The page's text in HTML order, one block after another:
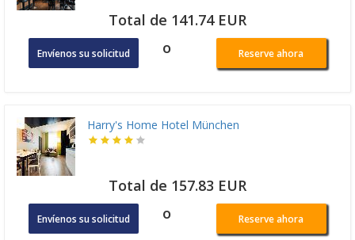
Total de 141.74 EUR
Envíenos su solicitud o Reserve ahora
Harry's Home Hotel München
Total de 157.83 EUR
Envíenos su solicitud o Reserve ahora